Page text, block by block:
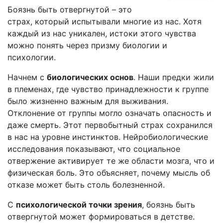
Боязнь быть отвергнутой – это
страх, который испытывали многие из нас. Хотя
каждый из нас уникален, истоки этого чувства
можно понять через призму биологии и
психологии.
Начнем с биологических основ. Наши предки жили
в племенах, где чувство принадлежности к группе
было жизненно важным для выживания.
Отклонение от группы могло означать опасность и
даже смерть. Этот первобытный страх сохранился
в нас на уровне инстинктов. Нейробиологические
исследования показывают, что социальное
отвержение активирует те же области мозга, что и
физическая боль. Это объясняет, почему мысль об
отказе может быть столь болезненной.
С психологической точки зрения, боязнь быть
отвергнутой может формироваться в детстве.